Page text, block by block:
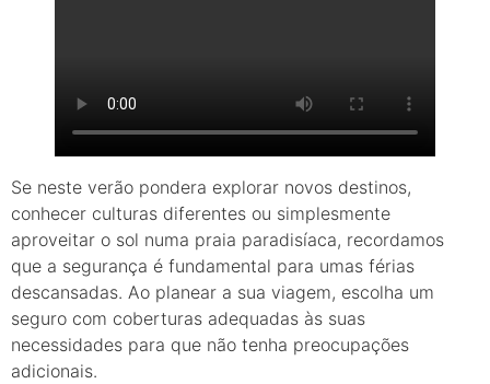
Se neste verão pondera explorar novos destinos,
conhecer culturas diferentes ou simplesmente
aproveitar o sol numa praia paradisíaca, recordamos
que a segurança é fundamental para umas férias
descansadas. Ao planear a sua viagem, escolha um
seguro com coberturas adequadas às suas
necessidades para que não tenha preocupações
adicionais.